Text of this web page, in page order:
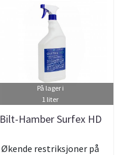
På lager i
1 liter
Bilt-Hamber Surfex HD
Økende restriksjoner på